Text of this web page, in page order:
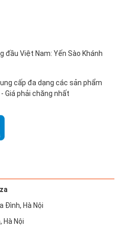
Việt Nam: Yến Sào Khánh
cấp đa dạng các sản phẩm
Giá phải chăng nhất
Đình, Hà Nội
Hà Nội